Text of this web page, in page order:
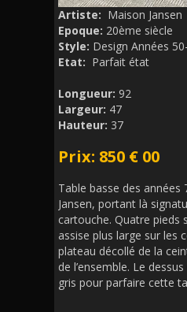
Artiste: Maison Jansen
Epoque: 20ème siècle
Style: Design Années
Etat: Parfait état
Longueur: 92
Largeur: 47
Hauteur: 37
Prix: 850 € 00
Table basse des années
Jansen, portant là
cartouche. Quatre pieds
assise plus large sur les
plateau décollé de la
de l’ensemble. Le
gris pour parfaire cette